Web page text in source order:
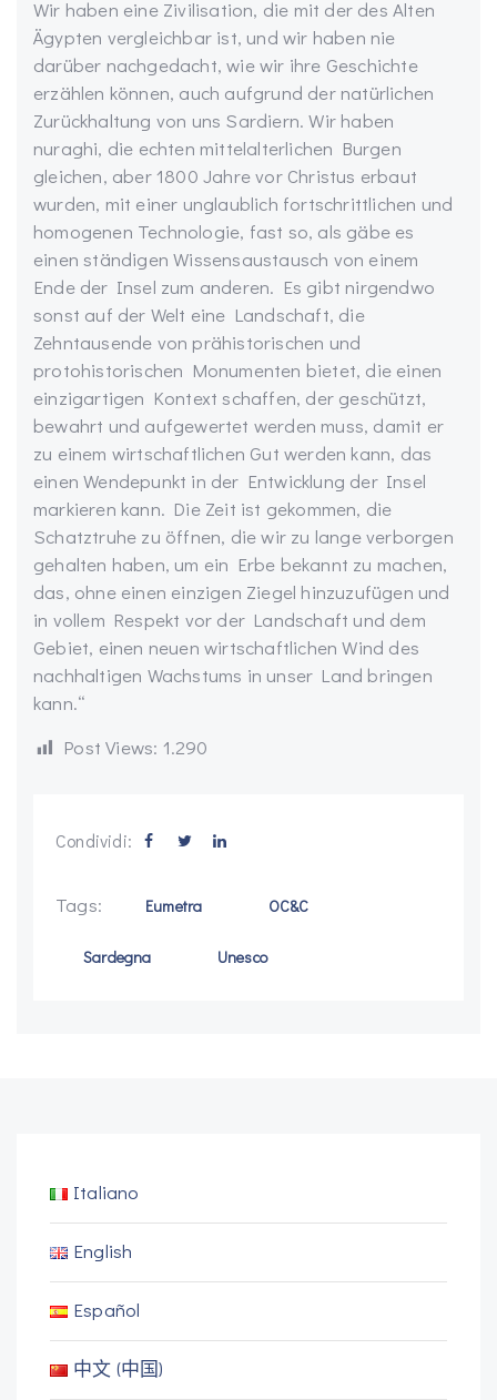
Wir haben eine Zivilisation, die mit der des Alten
Ägypten vergleichbar ist, und wir haben nie
darüber nachgedacht, wie wir ihre Geschichte
erzählen können, auch aufgrund der natürlichen
Zurückhaltung von uns Sardiern. Wir haben
nuraghi, die echten mittelalterlichen Burgen
gleichen, aber 1800 Jahre vor Christus erbaut
wurden, mit einer unglaublich fortschrittlichen und
homogenen Technologie, fast so, als gäbe es
einen ständigen Wissensaustausch von einem
Ende der Insel zum anderen. Es gibt nirgendwo
sonst auf der Welt eine Landschaft, die
Zehntausende von prähistorischen und
protohistorischen Monumenten bietet, die einen
einzigartigen Kontext schaffen, der geschützt,
bewahrt und aufgewertet werden muss, damit er
zu einem wirtschaftlichen Gut werden kann, das
einen Wendepunkt in der Entwicklung der Insel
markieren kann. Die Zeit ist gekommen, die
Schatztruhe zu öffnen, die wir zu lange verborgen
gehalten haben, um ein Erbe bekannt zu machen,
das, ohne einen einzigen Ziegel hinzuzufügen und
in vollem Respekt vor der Landschaft und dem
Gebiet, einen neuen wirtschaftlichen Wind des
nachhaltigen Wachstums in unser Land bringen
kann.“
Post Views: 1.290
Condividi:
Tags: Eumetra OC&C
Sardegna Unesco
Italiano
English
Español
中文 (中国)